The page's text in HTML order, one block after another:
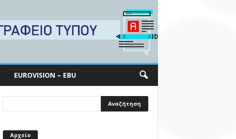
EUROVISION – EBU
Αρχείο